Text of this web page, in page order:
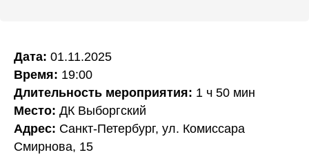
Дата: 01.11.2025
Время: 19:00
Длительность мероприятия: 1 ч 50 мин
Место: ДК Выборгский
Адрес: Санкт-Петербург, ул. Комиссара
Смирнова, 15